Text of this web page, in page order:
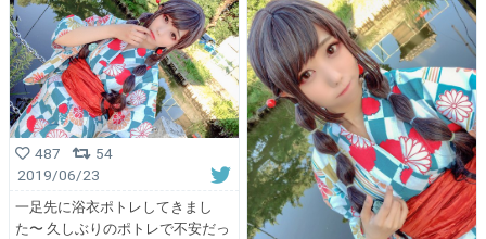
487
54
2019/06/23
一足先に浴衣ポトレしてきまし
た〜 久しぶりのポトレで不安だっ